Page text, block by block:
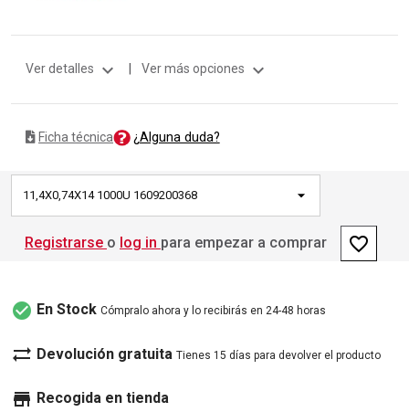
Ver detalles expand_more Ver más opciones expand_more
Ficha técnica ¿Alguna duda?
11,4X0,74X14 1000U 1609200368
Registrarse o log in para empezar a comprar favorite_border
check_circle En Stock Cómpralo ahora y lo recibirás en 24-48 horas
sync_alt Devolución gratuita Tienes 15 días para devolver el producto
store Recogida en tienda